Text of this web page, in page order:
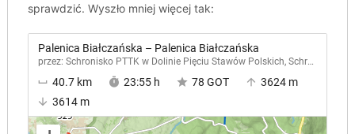
sprawdzić. Wyszło mniej więcej tak: